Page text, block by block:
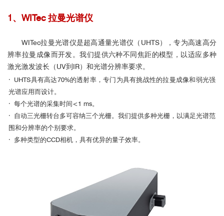
1、WITec 拉曼光谱仪
WITec拉曼光谱仪是超高通量光谱仪（UHTS），专为高速高分
辨率拉曼成像而开发。我们提供六种不同焦距的模型，以适应多种
激光激发波长（UV到IR）和光谱分辨率要求。
· UHTS具有高达70%的透射率，专门为具有挑战性的拉曼成像和弱光强
光谱应用而设计。
· 每个光谱的采集时间<1 ms。
· 自动三光栅转台多可容纳三个光栅。我们提供多种光栅，以满足光谱范
围和分辨率的个别要求。
· 多种类型的CCD相机，具有优异的量子效率。